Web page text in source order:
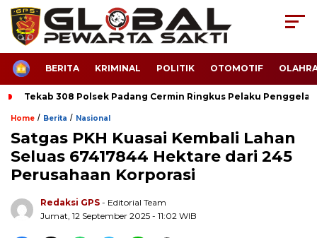
HOMEBERITA KRIMINAL POLITIK OTOMOTIF
Tekab 308 Polsek Padang Cermin Ringkus Pelaku
Home / Berita / Nasional
Satgas PKH Kuasai Kembali Lahan
Seluas 67417844 Hektare dari 245
Perusahaan Korporasi
Redaksi GPS - Editorial Team
Jumat, 12 September 2025 - 11:02 WIB